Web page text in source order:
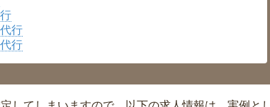
▼
行
行